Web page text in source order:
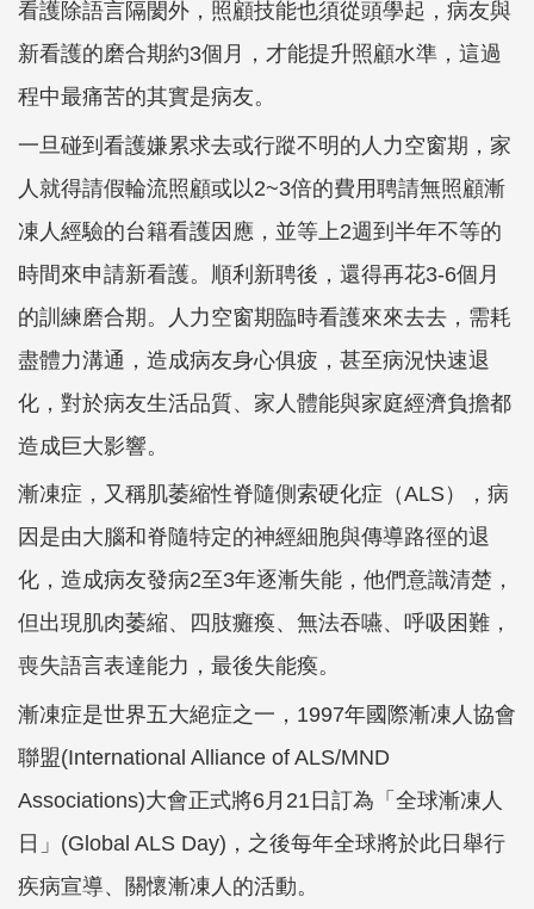
看護除語言隔閡外，照顧技能也須從頭學起，病友與
新看護的磨合期約3個月，才能提升照顧水準，這過
程中最痛苦的其實是病友。
一旦碰到看護嫌累求去或行蹤不明的人力空窗期，家
人就得請假輪流照顧或以2~3倍的費用聘請無照顧漸
凍人經驗的台籍看護因應，並等上2週到半年不等的
時間來申請新看護。順利新聘後，還得再花3-6個月
的訓練磨合期。人力空窗期臨時看護來來去去，需耗
盡體力溝通，造成病友身心俱疲，甚至病況快速退
化，對於病友生活品質、家人體能與家庭經濟負擔都
造成巨大影響。
漸凍症，又稱肌萎縮性脊隨側索硬化症（ALS），病
因是由大腦和脊隨特定的神經細胞與傳導路徑的退
化，造成病友發病2至3年逐漸失能，他們意識清楚，
但出現肌肉萎縮、四肢癱瘓、無法吞嚥、呼吸困難，
喪失語言表達能力，最後失能瘓。
漸凍症是世界五大絕症之一，1997年國際漸凍人協會
聯盟(International Alliance of ALS/MND
Associations)大會正式將6月21日訂為「全球漸凍人
日」(Global ALS Day)，之後每年全球將於此日舉行
疾病宣導、關懷漸凍人的活動。